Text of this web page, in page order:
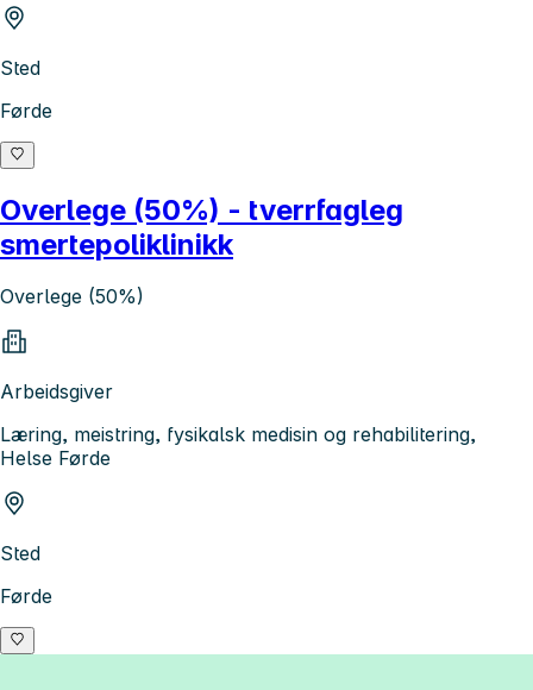
Sted
Førde
Overlege (50%) - tverrfagleg
smertepoliklinikk
Overlege (50%)
Arbeidsgiver
Læring, meistring, fysikalsk medisin og rehabilitering,
Helse Førde
Sted
Førde